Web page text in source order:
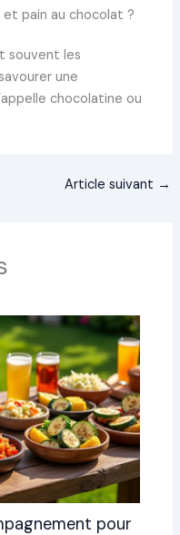
pain au chocolat ?
souvent les
une
chocolatine ou
Article suivant →
pour